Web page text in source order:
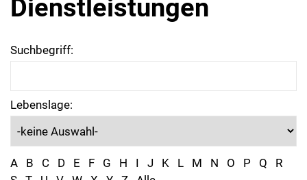
Dienstleistungen
Suchbegriff:
Lebenslage:
A B C D E F G H I J K L M N O P Q
R